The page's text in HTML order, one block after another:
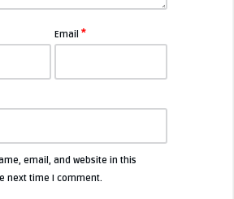
Email*
email, and website in this
next time I comment.